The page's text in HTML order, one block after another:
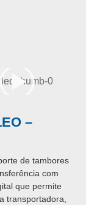
–
de tambores
com
que permite
transportadora,